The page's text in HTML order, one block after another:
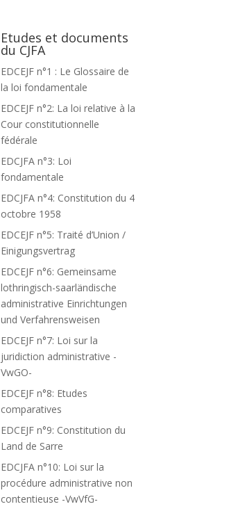
Etudes et documents
du CJFA
EDCEJF n°1 : Le Glossaire de
la loi fondamentale
EDCEJF n°2: La loi relative à la
Cour constitutionnelle
fédérale
EDCJFA n°3: Loi
fondamentale
EDCJFA n°4: Constitution du 4
octobre 1958
EDCEJF n°5: Traité d’Union /
Einigungsvertrag
EDCEJF n°6: Gemeinsame
lothringisch-saarländische
administrative Einrichtungen
und Verfahrensweisen
EDCEJF n°7: Loi sur la
juridiction administrative -
VwGO-
EDCEJF n°8: Etudes
comparatives
EDCEJF n°9: Constitution du
Land de Sarre
EDCJFA n°10: Loi sur la
procédure administrative non
contentieuse -VwVfG-